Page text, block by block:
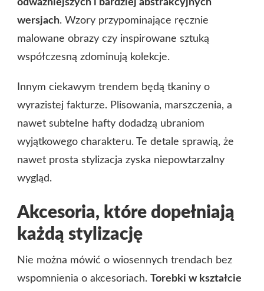
wersjach. Wzory przypominające ręcznie
malowane obrazy czy inspirowane sztuką
współczesną zdominują kolekcje.
Innym ciekawym trendem będą tkaniny o
wyrazistej fakturze. Plisowania, marszczenia, a
nawet subtelne hafty dodadzą ubraniom
wyjątkowego charakteru. Te detale sprawią, że
nawet prosta stylizacja zyska niepowtarzalny
wygląd.
Akcesoria, które dopełniają
każdą stylizację
Nie można mówić o wiosennych trendach bez
wspomnienia o akcesoriach.
Torebki w kształcie